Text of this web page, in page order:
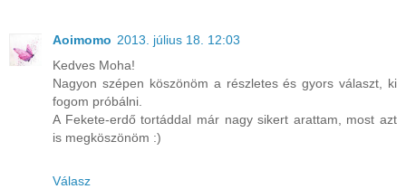
Aoimomo 2013. július 18. 12:03
Kedves Moha!
Nagyon szépen köszönöm a részletes és gyors választ, ki
fogom próbálni.
A Fekete-erdő tortáddal már nagy sikert arattam, most azt
is megköszönöm :)
Válasz